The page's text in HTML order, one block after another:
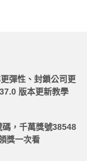
彈性、封鎖公司更
版本更新教學
，千萬獎號38548
獎一次看